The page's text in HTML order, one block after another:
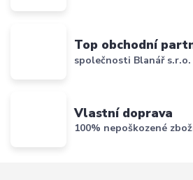
Top obchodní
společnosti Blanář s.r.o.
Vlastní doprava
100% nepoškozené